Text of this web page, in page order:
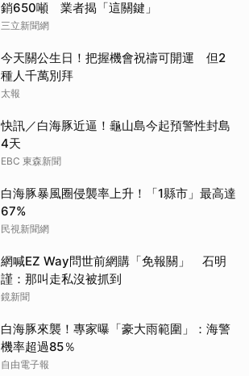
銷650噸 業者揭「這關鍵」
三立新聞網
今天關公生日！把握機會祝禱可開運 但2
種人千萬別拜
太報
快訊／白海豚近逼！龜山島今起預警性封島
4天
EBC 東森新聞
白海豚暴風圈侵襲率上升！「1縣市」最高達
67%
民視新聞網
網喊EZ Way問世前網購「免報關」 石明
謹：那叫走私沒被抓到
鏡新聞
白海豚來襲！專家曝「豪大雨範圍」：海警
機率超過85％
自由電子報